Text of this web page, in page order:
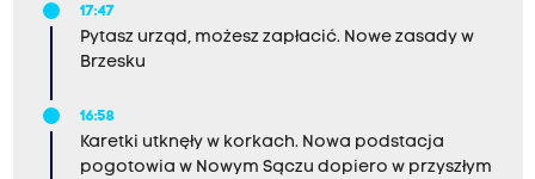
17:47
Pytasz urząd, możesz zapłacić. Nowe zasady w
Brzesku
16:58
Karetki utknęły w korkach. Nowa podstacja
pogotowia w Nowym Sączu dopiero w przyszłym